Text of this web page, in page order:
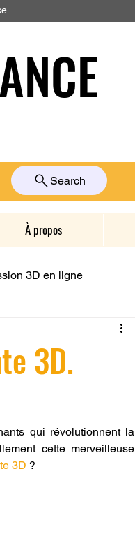
Search
À propos
3D en ligne
ABS
3D.
qui révolutionnent la
cette merveilleuse
3D ?